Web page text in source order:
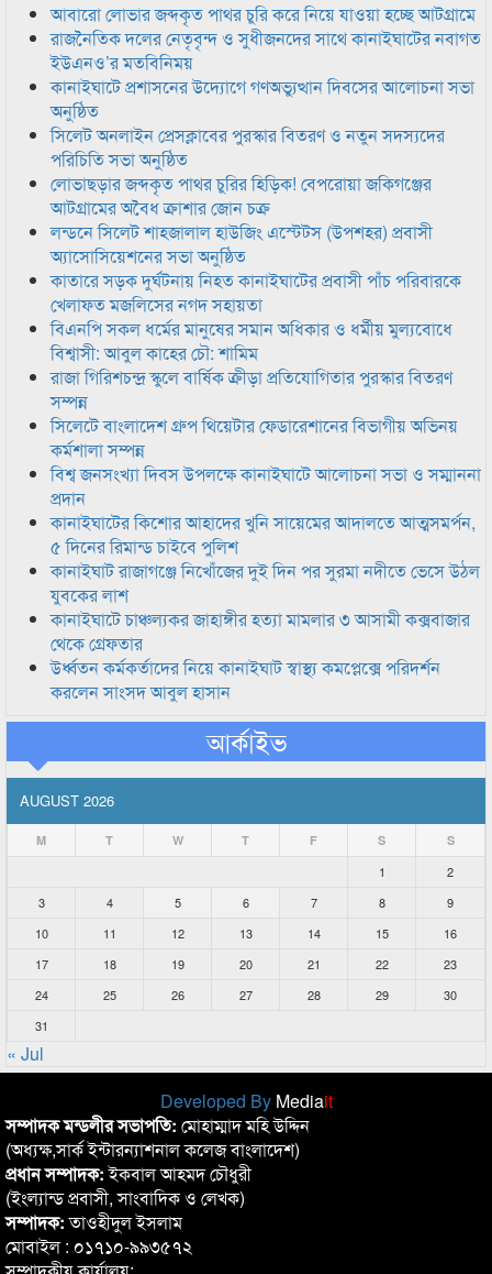
আবারো লোভার জব্দকৃত পাথর চুরি করে নিয়ে যাওয়া হচ্ছে আটগ্রামে
রাজনৈতিক দলের নেতৃবৃন্দ ও সুধীজনদের সাথে কানাইঘাটের নবাগত
ইউএনও’র মতবিনিময়
কানাইঘাটে প্রশাসনের উদ্যোগে গণঅভ্যুত্থান দিবসের আলোচনা সভা
অনুষ্ঠিত
সিলেট অনলাইন প্রেসক্লাবের পুরস্কার বিতরণ ও নতুন সদস্যদের
পরিচিতি সভা অনুষ্ঠিত
লোভাছড়ার জব্দকৃত পাথর চুরির হিড়িক! বেপরোয়া জকিগঞ্জের
আটগ্রামের অবৈধ ক্রাশার জোন চক্র
লন্ডনে সিলেট শাহজালাল হাউজিং এস্টেটস (উপশহর) প্রবাসী
অ্যাসোসিয়েশনের সভা অনুষ্ঠিত
কাতারে সড়ক দুর্ঘটনায় নিহত কানাইঘাটের প্রবাসী পাঁচ পরিবারকে
খেলাফত মজলিসের নগদ সহায়তা
বিএনপি সকল ধর্মের মানুষের সমান অধিকার ও ধর্মীয় মুল্যবোধে
বিশ্বাসী: আবুল কাহের চৌ: শামিম
রাজা গিরিশচন্দ্র স্কুলে বার্ষিক ক্রীড়া প্রতিযোগিতার পুরস্কার বিতরণ
সম্পন্ন
সিলেটে বাংলাদেশ গ্রুপ থিয়েটার ফেডারেশানের বিভাগীয় অভিনয়
কর্মশালা সম্পন্ন
বিশ্ব জনসংখ্যা দিবস উপলক্ষে কানাইঘাটে আলোচনা সভা ও সম্মাননা
প্রদান
কানাইঘাটের কিশোর আহাদের খুনি সায়েমের আদালতে আত্মসমর্পন,
৫ দিনের রিমান্ড চাইবে পুলিশ
কানাইঘাট রাজাগঞ্জে নিখোঁজের দুই দিন পর সুরমা নদীতে ভেসে উঠল
যুবকের লাশ
কানাইঘাটে চাঞ্চল্যকর জাহাঙ্গীর হত্যা মামলার ৩ আসামী কক্সবাজার
থেকে গ্রেফতার
উর্ধ্বতন কর্মকর্তাদের নিয়ে কানাইঘাট স্বাস্থ্য কমপ্লেক্সে পরিদর্শন
করলেন সাংসদ আবুল হাসান
আর্কাইভ
AUGUST 2026
M T W T F S S
1
2
3
4 5 6 7 8
9
10
11 12 13 14 15
16
17
18 19 20 21 22
23
24
25 26 27 28 29
30
31
« Jul
Developed By Mediait
সম্পাদক মন্ডলীর সভাপতি: মোহাম্মাদ মহি উদ্দিন
(অধ্যক্ষ,সার্ক ইন্টারন্যাশনাল কলেজ বাংলাদেশ)
প্রধান সম্পাদক:ইকবাল আহমদ চৌধুরী
(ইংল্যান্ড প্রবাসী, সাংবাদিক ও লেখক)
সম্পাদক:তাওহীদুল ইসলাম
মোবাইল : ০১৭১০-৯৯৩৫৭২